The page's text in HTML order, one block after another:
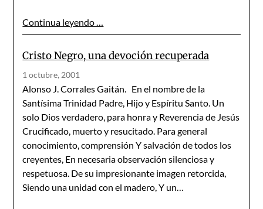
Continua leyendo …
Cristo Negro, una devoción recuperada
1 octubre, 2001
Alonso J. Corrales Gaitán. En el nombre de la
Santísima Trinidad Padre, Hijo y Espíritu Santo. Un
solo Dios verdadero, para honra y Reverencia de Jesús
Crucificado, muerto y resucitado. Para general
conocimiento, comprensión Y salvación de todos los
creyentes, En necesaria observación silenciosa y
respetuosa. De su impresionante imagen retorcida,
Siendo una unidad con el madero, Y un…